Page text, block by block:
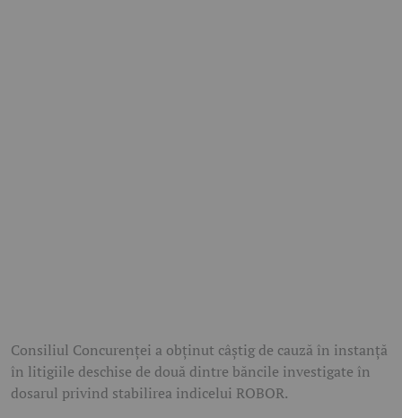
Consiliul Concurenței a obținut câștig de cauză în instanță
în litigiile deschise de două dintre băncile investigate în
dosarul privind stabilirea indicelui ROBOR.